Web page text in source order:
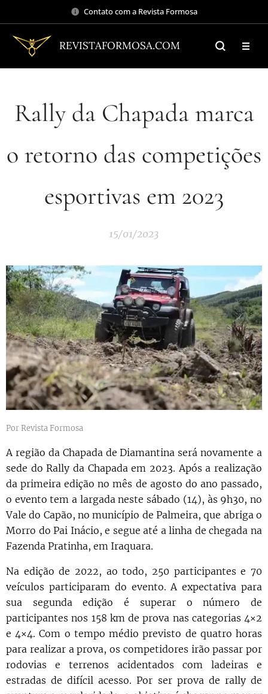
Contato com a Revista Formosa
REVISTAFORMOSA.COM
Rally da Chapada marca
o retorno das competições
esportivas em 2023
15/01/2023
Por Revista Formosa
A região da Chapada de Diamantina será novamente a
sede do Rally da Chapada em 2023. Após a realização
da primeira edição no mês de agosto do ano passado,
o evento tem a largada neste sábado (14), às 9h30, no
Vale do Capão, no município de Palmeira, que abriga o
Morro do Pai Inácio, e segue até a linha de chegada na
Fazenda Pratinha, em Iraquara.
Na edição de 2022, ao todo, 250 participantes e 70
veículos participaram do evento. A expectativa para
sua segunda edição é superar o número de
participantes nos 158 km de prova nas categorias 4×2
e 4×4. Com o tempo médio previsto de quatro horas
para realizar a prova, os competidores irão passar por
rodovias e terrenos acidentados com ladeiras e
estradas de difícil acesso. Por ser prova de rally de